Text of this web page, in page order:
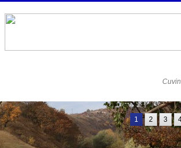
1 2 3